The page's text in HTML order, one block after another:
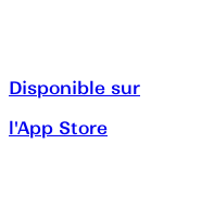
Disponible sur
l'App Store